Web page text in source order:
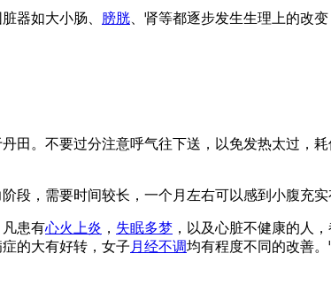
器如大小肠、 膀胱 、肾等都逐步发生生理上的改
田。不要过分注意呼气往下送，以免发热太过，
段，需要时间较长，一个月左右可以感到小腹充实
凡患有心火上炎 ， 失眠多梦 ，以及心脏不健康的人
的大有好转，女子 月经不调均有程度不同的改善